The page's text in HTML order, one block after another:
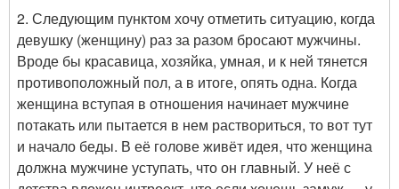
2. Следующим пунктом хочу отметить ситуацию, когда
девушку (женщину) раз за разом бросают мужчины.
Вроде бы красавица, хозяйка, умная, и к ней тянется
противоположный пол, а в итоге, опять одна. Когда
женщина вступая в отношения начинает мужчине
потакать или пытается в нем раствориться, то вот тут
и начало беды. В её голове живёт идея, что женщина
должна мужчине уступать, что он главный. У неё с